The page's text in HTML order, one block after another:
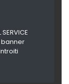
banner